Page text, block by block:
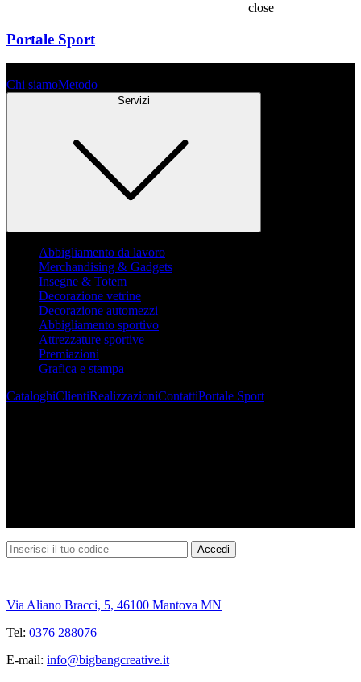
close
Portale Sport
Chi siamoMetodo
Servizi
Abbigliamento da lavoro
Merchandising & Gadgets
Insegne & Totem
Decorazione vetrine
Decorazione automezzi
Abbigliamento sportivo
Attrezzature sportive
Premiazioni
Grafica e stampa
CataloghiClientiRealizzazioniContattiPortale Sport
Via Aliano Bracci, 5, 46100 Mantova MN
Tel: 0376 288076
E-mail: info@bigbangcreative.it